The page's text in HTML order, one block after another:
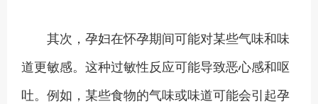
其次，孕妇在怀孕期间可能对某些气味和味
道更敏感。这种过敏性反应可能导致恶心感和呕
吐。例如，某些食物的气味或味道可能会引起孕